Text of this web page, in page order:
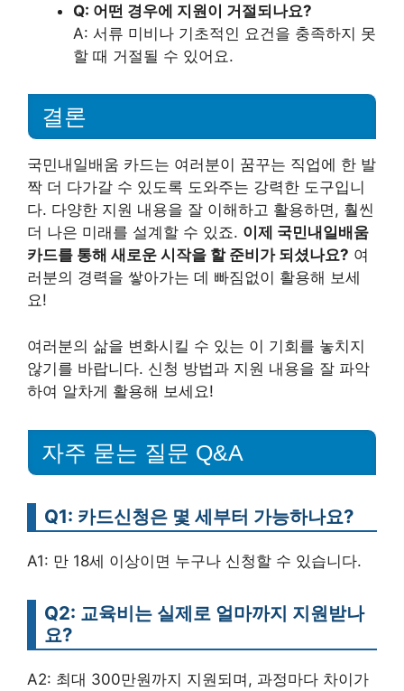
Q: 어떤 경우에 지원이 거절되나요?
A: 서류 미비나 기초적인 요건을 충족하지 못
할 때 거절될 수 있어요.
결론
국민내일배움 카드는 여러분이 꿈꾸는 직업에 한 발
짝 더 다가갈 수 있도록 도와주는 강력한 도구입니
다. 다양한 지원 내용을 잘 이해하고 활용하면, 훨씬
더 나은 미래를 설계할 수 있죠. 이제 국민내일배움
카드를 통해 새로운 시작을 할 준비가 되셨나요? 여
러분의 경력을 쌓아가는 데 빠짐없이 활용해 보세
요!
여러분의 삶을 변화시킬 수 있는 이 기회를 놓치지
않기를 바랍니다. 신청 방법과 지원 내용을 잘 파악
하여 알차게 활용해 보세요!
자주 묻는 질문 Q&A
Q1: 카드신청은 몇 세부터 가능하나요?
A1: 만 18세 이상이면 누구나 신청할 수 있습니다.
Q2: 교육비는 실제로 얼마까지 지원받나
요?
A2: 최대 300만원까지 지원되며, 과정마다 차이가